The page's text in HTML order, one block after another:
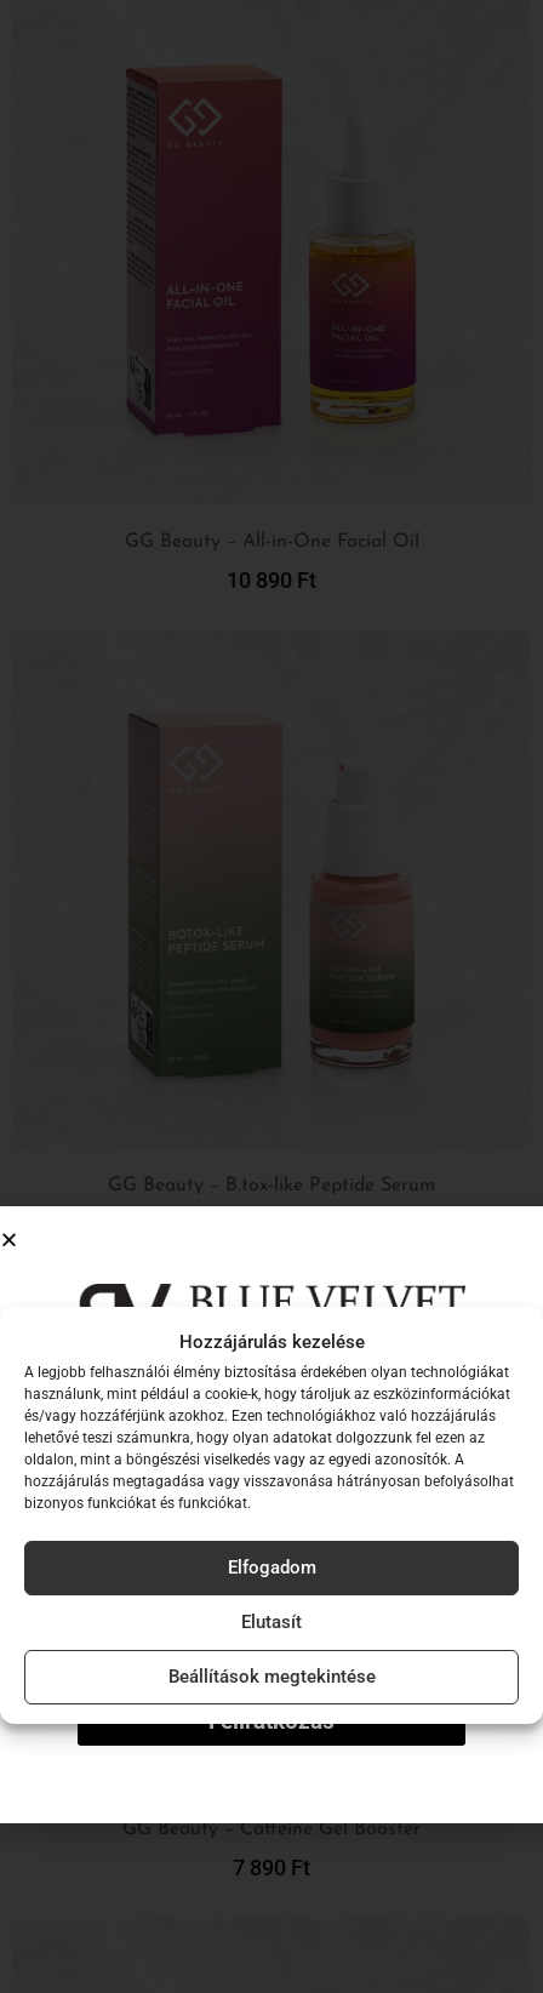
Hozzájárulás kezelése
A legjobb felhasználói élmény biztosítása érdekében olyan technológiákat
használunk, mint például a cookie-k, hogy tároljuk az eszközinformációkat
és/vagy hozzáférjünk azokhoz. Ezen technológiákhoz való hozzájárulás
lehetővé teszi számunkra, hogy olyan adatokat dolgozzunk fel ezen az
oldalon, mint a böngészési viselkedés vagy az egyedi azonosítók. A
hozzájárulás megtagadása vagy visszavonása hátrányosan befolyásolhat
bizonyos funkciókat és funkciókat.
Elfogadom
Elutasít
Beállítások megtekintése
GG Beauty – All-in-One Facial Oil
10 890 Ft
GG Beauty – B.tox-like Peptide Serum
GG Beauty – Caffeine Gel Booster
7 890 Ft
Iratkozz fel hírlevelünkre,
hogy elsők között értesülj új
kollekcióinkról!
Email
Feliratkozás